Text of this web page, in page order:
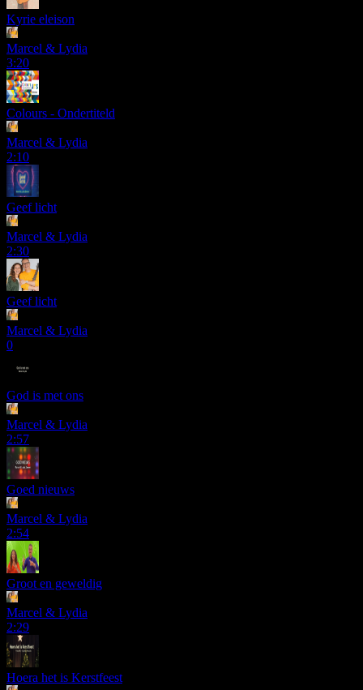
Kyrie eleison
Marcel & Lydia
3:20
Colours - Ondertiteld
Marcel & Lydia
2:10
Geef licht
Marcel & Lydia
2:30
Geef licht
Marcel & Lydia
0
God is met ons
Marcel & Lydia
2:57
Goed nieuws
Marcel & Lydia
2:54
Groot en geweldig
Marcel & Lydia
2:29
Hoera het is Kerstfeest